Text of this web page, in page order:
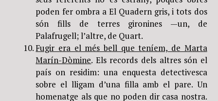
poden fer ombra a El Quadern gris, i tots dos
són fills de terres gironines —un, de
Palafrugell; l’altre, de Quart.
Fugir era el més bell que teníem, de Marta
Marín-Dòmine. Els records dels altres són el
país on residim: una enquesta detectivesca
sobre el lligam d’una filla amb el pare. Un
homenatge als que no poden dir casa nostra.